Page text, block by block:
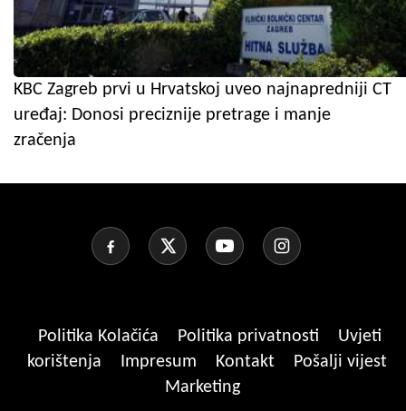
KBC Zagreb prvi u Hrvatskoj uveo najnapredniji CT
uređaj: Donosi preciznije pretrage i manje
zračenja
Politika Kolačića Politika privatnosti
Uvjeti
korištenja
Impresum Kontakt
Pošalji vijest
Marketing